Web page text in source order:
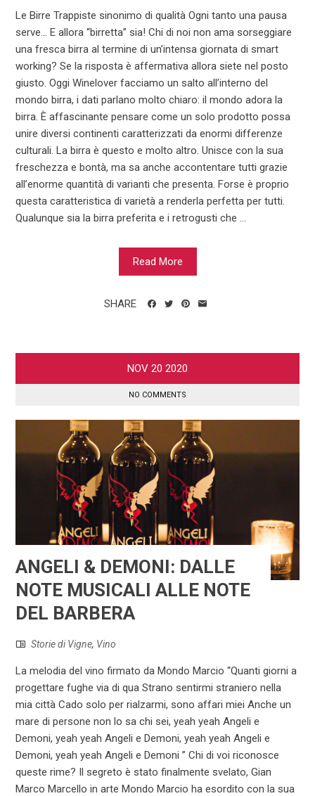
Le Birre Trappiste sinonimo di qualità Ogni tanto una pausa
serve... E allora “birretta” sia! Chi di noi non ama sorseggiare
una fresca birra al termine di un’intensa giornata di smart
working? Se la risposta è affermativa allora siete nel posto
giusto. Oggi Winelover facciamo un salto all’interno del
mondo birra, i dati parlano molto chiaro: il mondo adora la
birra. È affascinante pensare come un solo prodotto possa
unire diversi continenti caratterizzati da enormi differenze
culturali. La birra è questo e molto altro. Unisce con la sua
freschezza e bontà, ma sa anche accontentare tutti grazie
all’enorme quantità di varianti che presenta. Forse è proprio
questa caratteristica di varietà a renderla perfetta per tutti.
Qualunque sia la birra preferita e i retrogusti che ...
Read More
SHARE
NOV 20 2020
NO COMMENTS
ANGELI & DEMONI: DALLE
NOTE MUSICALI ALLE NOTE
DEL BARBERA
Storie di Vigne, Vino
La melodia del vino firmato da Mondo Marcio “Quanti giorni a
progettare fughe via di qua Strano sentirmi straniero nella
mia città Cado solo per rialzarmi, sono affari miei Anche un
mare di persone non lo sa chi sei, yeah yeah Angeli e
Demoni, yeah yeah Angeli e Demoni, yeah yeah Angeli e
Demoni, yeah yeah Angeli e Demoni ” Chi di voi riconosce
queste rime? Il segreto è stato finalmente svelato, Gian
Marco Marcello in arte Mondo Marcio ha esordito con la sua